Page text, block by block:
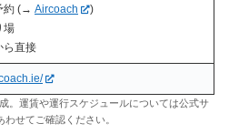
約 (→ Aircoach
)
場
ら直接
。運賃や運行スケジュールについては公式サ
わせてご確認ください。